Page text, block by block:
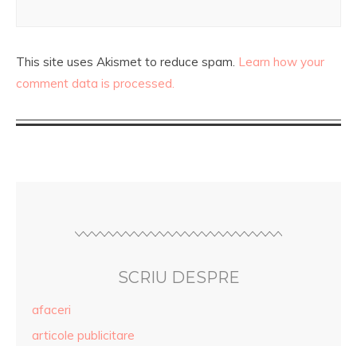
This site uses Akismet to reduce spam. Learn how your
comment data is processed.
SCRIU DESPRE
afaceri
articole publicitare